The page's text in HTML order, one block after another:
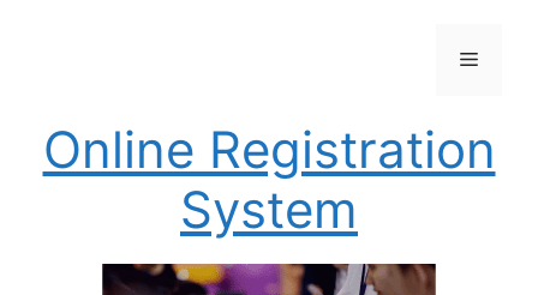
Menu
Online Registration
System